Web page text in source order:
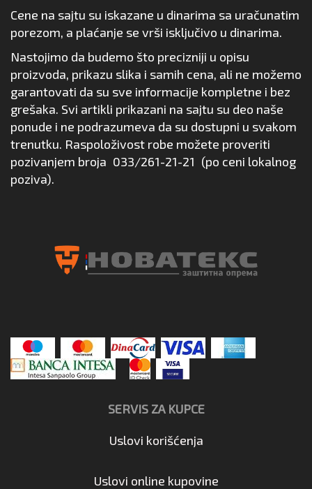
Cene na sajtu su iskazane u dinarima sa uračunatim
porezom, a plaćanje se vrši isključivo u dinarima.
Nastojimo da budemo što precizniji u opisu
proizvoda, prikazu slika i samih cena, ali ne možemo
garantovati da su sve informacije kompletne i bez
grešaka. Svi artikli prikazani na sajtu su deo naše
ponude i ne podrazumeva da su dostupni u svakom
trenutku. Raspoloživost robe možete proveriti
pozivanjem broja 033/261-21-21 (po ceni lokalnog
poziva).
SERVIS ZA KUPCE
Uslovi korišćenja
Uslovi online kupovine